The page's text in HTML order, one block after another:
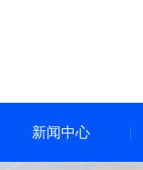
新闻中心